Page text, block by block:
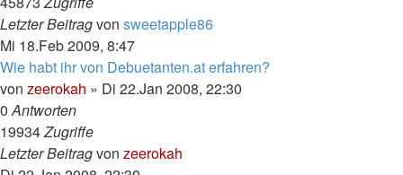
Letzter Beitragvon sweetapple86
Mi 18.Feb 2009, 8:47
Wie habt ihr von Debuetanten.at erfahren?
von zeerokah » Di 22.Jan 2008, 22:30
0Antworten
19934Zugriffe
Letzter Beitragvon zeerokah